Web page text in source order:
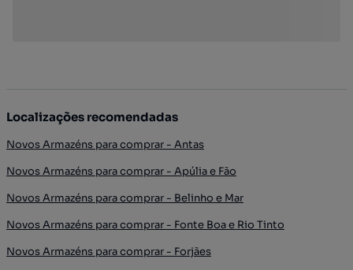
Localizações recomendadas
Novos Armazéns para comprar - Antas
Novos Armazéns para comprar - Apúlia e Fão
Novos Armazéns para comprar - Belinho e Mar
Novos Armazéns para comprar - Fonte Boa e Rio Tinto
Novos Armazéns para comprar - Forjães